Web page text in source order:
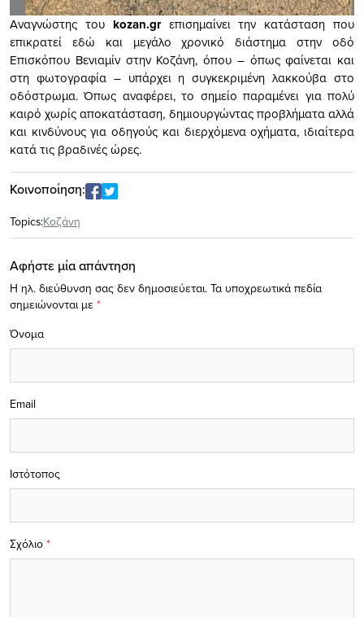
Αναγνώστης του kozan.grεπισημαίνει την κατάσταση που
επικρατεί εδώ και μεγάλο χρονικό διάστημα στην οδό
Επισκόπου Βενιαμίν στην Κοζάνη, όπου – όπως φαίνεται και
στη φωτογραφία – υπάρχει η συγκεκριμένη λακκούβα στο
οδόστρωμα. Όπως αναφέρει, το σημείο παραμένει για πολύ
καιρό χωρίς αποκατάσταση, δημιουργώντας προβλήματα αλλά
και κινδύνους για οδηγούς και διερχόμενα οχήματα, ιδιαίτερα
κατά τις βραδινές ώρες.
Κοινοποίηση:
Topics:Κοζάνη
Αφήστε μία απάντηση
Η ηλ. διεύθυνση σας δεν δημοσιεύεται. Τα υποχρεωτικά πεδία
σημειώνονται με *
Σχόλιο *
Όνομα
Email
Ιστότοπος